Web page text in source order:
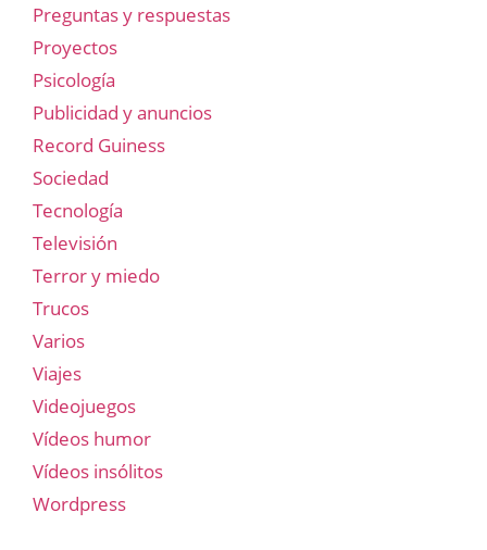
Preguntas y respuestas
Proyectos
Psicología
Publicidad y anuncios
Record Guiness
Sociedad
Tecnología
Televisión
Terror y miedo
Trucos
Varios
Viajes
Videojuegos
Vídeos humor
Vídeos insólitos
Wordpress